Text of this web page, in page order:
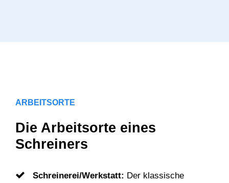
ARBEITSORTE
Die Arbeitsorte eines
Schreiners
Schreinerei/Werkstatt: Der klassische